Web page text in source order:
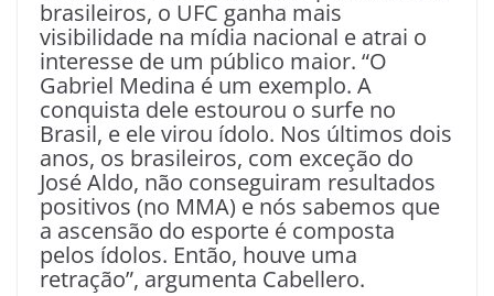
brasileiros, o UFC ganha mais
visibilidade na mídia nacional e atrai o
interesse de um público maior. “O
Gabriel Medina é um exemplo. A
conquista dele estourou o surfe no
Brasil, e ele virou ídolo. Nos últimos dois
anos, os brasileiros, com exceção do
José Aldo, não conseguiram resultados
positivos (no MMA) e nós sabemos que
a ascensão do esporte é composta
pelos ídolos. Então, houve uma
retração”, argumenta Cabellero.